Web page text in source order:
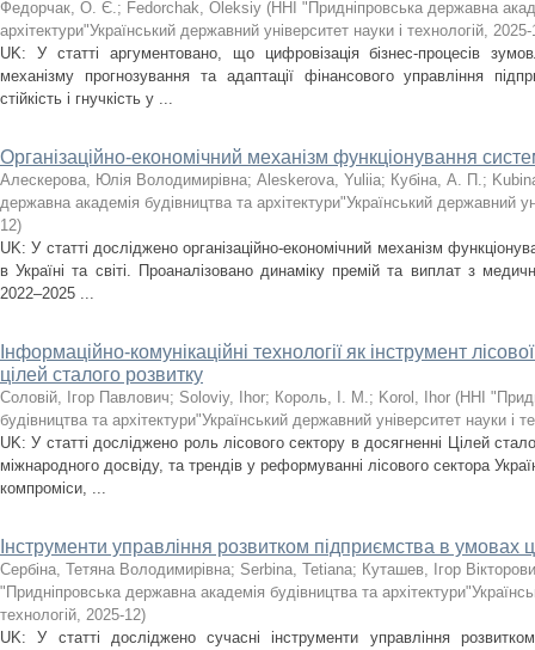
Федорчак, О. Є.; Fedorchak, Oleksiy (ННІ "Придніпровська державна
архітектури"Український державний університет науки і технологій, 2025-
UK: У статті аргументовано, що цифровізація бізнес-процесів
механізму прогнозування та адаптації фінансового управління
стійкість і гнучкість у ...
Організаційно-економічний механізм функціонування
Алескерова, Юлія Володимирівна; Aleskerova, Yuliia; Кубіна, А. П.;
державна академія будівництва та архітектури"Український державний
12)
UK: У статті досліджено організаційно-економічний механізм
в Україні та світі. Проаналізовано динаміку премій та виплат з
2022–2025 ...
Інформаційно-комунікаційні технології як інструмент
цілей сталого розвитку
Соловій, Ігор Павлович; Soloviy, Ihor; Король, І. М.; Korol, Ihor (ННІ
будівництва та архітектури"Український державний університет науки і
UK: У статті досліджено роль лісового сектору в досягненні Цілей
міжнародного досвіду, та трендів у реформуванні лісового сектора
компроміси, ...
Інструменти управління розвитком підприємства в умовах
Сербіна, Тетяна Володимирівна; Serbina, Tetiana; Куташев, Ігор
"Придніпровська державна академія будівництва та
технологій, 2025-12)
UK: У статті досліджено сучасні інструменти управління